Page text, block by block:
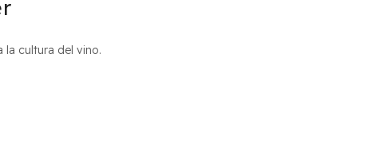
la cultura del vino.